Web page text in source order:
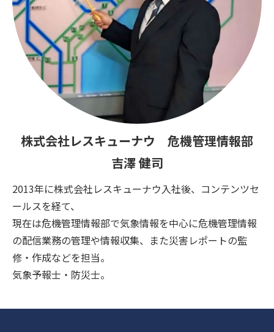
株式会社レスキューナウ 危機管理情報部
吉澤 健司
2013年に株式会社レスキューナウ入社後、コンテンツセ
ールスを経て、
現在は危機管理情報部で気象情報を中心に危機管理情報
の配信業務の管理や情報収集、また災害レポートの監
修・作成などを担当。
気象予報士・防災士。